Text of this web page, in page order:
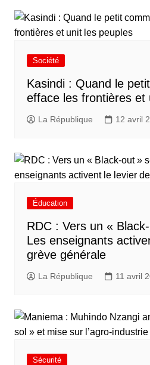
Société
Kasindi : Quand le
efface les frontières et
La République 12 avril
Éducation
RDC : Vers un «
Les enseignants
grève générale​
La République 11 avril
Sécurité